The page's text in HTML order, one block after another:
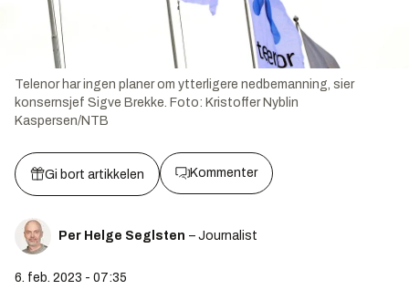
Telenor har ingen planer om ytterligere nedbemanning, sier
konsernsjef Sigve Brekke. Foto: Kristoffer Nyblin
Kaspersen/NTB
Gi bort artikkelen Kommenter
Per Helge Seglsten – Journalist
6. feb. 2023 - 07:35